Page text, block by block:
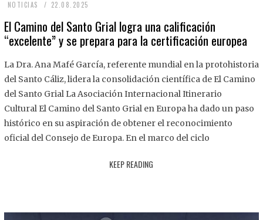
NOTICIAS 22.08.2025
.
8
2
2
El Camino del Santo Grial logra una calificación
“excelente” y se prepara para la certificación europea
La Dra. Ana Mafé García, referente mundial en la protohistoria
del Santo Cáliz, lidera la consolidación científica de El Camino
del Santo Grial La Asociación Internacional Itinerario
Cultural El Camino del Santo Grial en Europa ha dado un paso
histórico en su aspiración de obtener el reconocimiento
oficial del Consejo de Europa. En el marco del ciclo
KEEP READING